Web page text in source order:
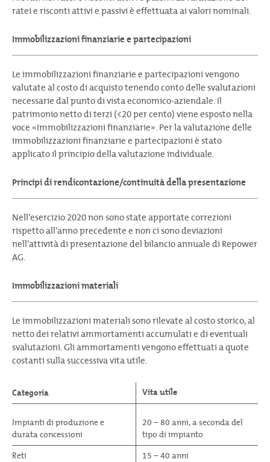
ratei e risconti attivi e passivi è effettuata ai valori nominali.
Immobilizzazioni finanziarie e partecipazioni
Le immobilizzazioni finanziarie e partecipazioni vengono
valutate al costo di acquisto tenendo conto delle svalutazioni
necessarie dal punto di vista economico-aziendale. Il
patrimonio netto di terzi (<20 per cento) viene esposto nella
voce «Immobilizzazioni finanziarie». Per la valutazione delle
immobilizzazioni finanziarie e partecipazioni è stato
applicato il principio della valutazione individuale.
Principi di rendicontazione/continuità della presentazione
Nell’esercizio 2020 non sono state apportate correzioni
rispetto all’anno precedente e non ci sono deviazioni
nell’attività di presentazione del bilancio annuale di Repower
AG.
Immobilizzazioni materiali
Le immobilizzazioni materiali sono rilevate al costo storico, al
netto dei relativi ammortamenti accumulati e di eventuali
svalutazioni. Gli ammortamenti vengono effettuati a quote
costanti sulla successiva vita utile.
Categoria Vita utile
Impianti di produzione e
durata concessioni
20 – 80 anni, a seconda del
tipo di impianto
Reti
15 – 40 anni